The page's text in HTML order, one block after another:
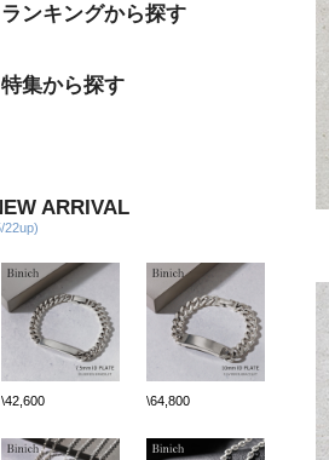
ランキングから探す
特集から探す